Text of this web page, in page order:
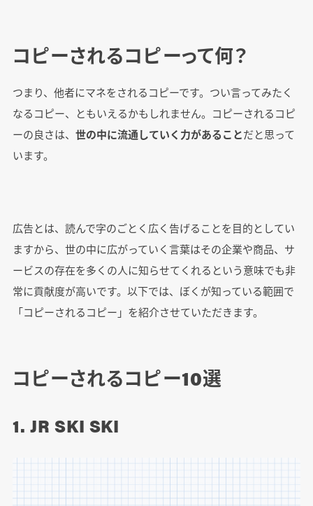
コピーされるコピーって何？
つまり、他者にマネをされるコピーです。つい言ってみたく
なるコピー、ともいえるかもしれません。コピーされるコピ
ーの良さは、 世の中に流通していく力があることだと思って
います。
広告とは、読んで字のごとく広く告げることを目的としてい
ますから、世の中に広がっていく言葉はその企業や商品、サ
ービスの存在を多くの人に知らせてくれるという意味でも非
常に貢献度が高いです。以下では、ぼくが知っている範囲で
「コピーされるコピー」を紹介させていただきます。
コピーされるコピー10選
1. JR SKI SKI